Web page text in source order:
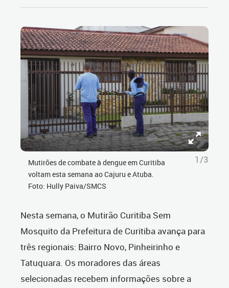
Mutirões de combate à dengue em Curitiba
voltam esta semana ao Cajuru e Atuba.
Foto: Hully Paiva/SMCS
1/3
Nesta semana, o Mutirão Curitiba Sem
Mosquito da Prefeitura de Curitiba avança para
três regionais: Bairro Novo, Pinheirinho e
Tatuquara. Os moradores das áreas
selecionadas recebem informações sobre a